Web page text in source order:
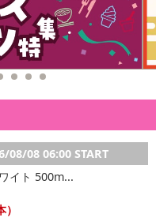
す。
、
きません。
が重要です。
08/08 06:00 START
イト 500m...